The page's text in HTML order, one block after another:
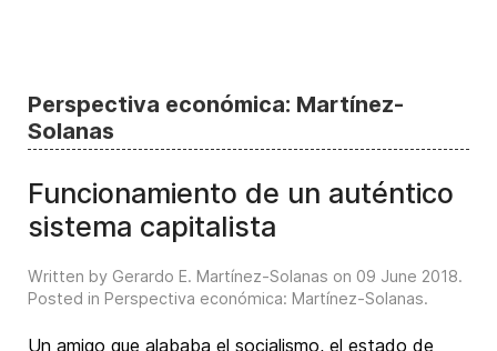
Perspectiva económica: Martínez-
Solanas
Funcionamiento de un auténtico
sistema capitalista
Written by Gerardo E. Martínez-Solanas on 09 June 2018.
Posted in Perspectiva económica: Martínez-Solanas.
Un amigo que alababa el socialismo, el estado de